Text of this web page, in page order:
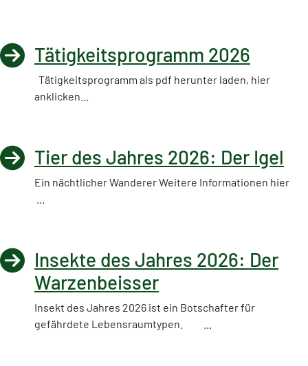
Tätigkeitsprogramm 2026
Tätigkeitsprogramm als pdf herunter laden, hier
anklicken...
Tier des Jahres 2026: Der Igel
Ein nächtlicher Wanderer Weitere Informationen hier
Insekte des Jahres 2026: Der
Warzenbeisser
Insekt des Jahres 2026 ist ein Botschafter für
gefährdete Lebensraumtypen. ...